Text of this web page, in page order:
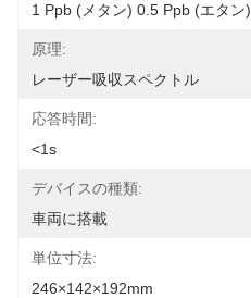
1 Ppb (メタン) 0.5 Ppb (エタン)
原理:
レーザー吸収スペクトル
応答時間:
<1s
デバイスの種類:
車両に搭載
単位寸法:
246×142×192mm